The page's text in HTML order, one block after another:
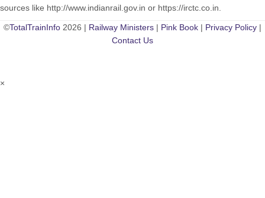
sources like http://www.indianrail.gov.in or https://irctc.co.in.
©TotalTrainInfo 2026 | Railway Ministers | Pink Book | Privacy Policy |
Contact Us
×